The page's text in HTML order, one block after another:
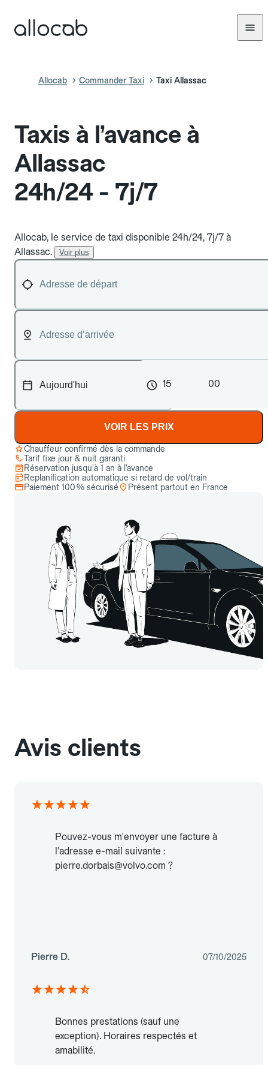
Allocab Commander Taxi Taxi Allassac
Taxis à l’avance à
Allassac
24h/24 - 7j/7
Allocab, le service de taxi disponible 24h/24, 7j/7 à
Allassac.
Voir plus
15 00
VOIR LES PRIX
Chauffeur confirmé dès la commande
Tarif fixe jour & nuit garanti
Réservation jusqu’à 1 an à l’avance
Replanification automatique si retard de vol/train
Paiement 100 % sécurisé
Présent partout en France
Avis clients
Pouvez-vous m'envoyer une facture à
l'adresse e-mail suivante :
pierre.dorbais@volvo.com ?
Pierre D. 07/10/2025
Bonnes prestations (sauf une
exception). Horaires respectés et
amabilité.